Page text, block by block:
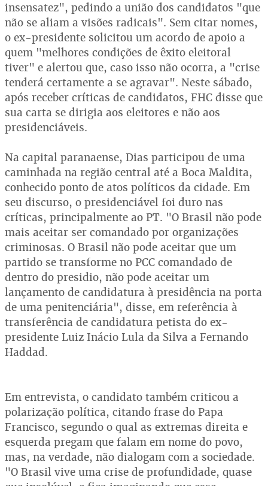
insensatez", pedindo a união dos candidatos "que
não se aliam a visões radicais". Sem citar nomes,
o ex-presidente solicitou um acordo de apoio a
quem "melhores condições de êxito eleitoral
tiver" e alertou que, caso isso não ocorra, a "crise
tenderá certamente a se agravar". Neste sábado,
após receber críticas de candidatos, FHC disse que
sua carta se dirigia aos eleitores e não aos
presidenciáveis.
Na capital paranaense, Dias participou de uma
caminhada na região central até a Boca Maldita,
conhecido ponto de atos políticos da cidade. Em
seu discurso, o presidenciável foi duro nas
críticas, principalmente ao PT. "O Brasil não pode
mais aceitar ser comandado por organizações
criminosas. O Brasil não pode aceitar que um
partido se transforme no PCC comandado de
dentro do presidio, não pode aceitar um
lançamento de candidatura à presidência na porta
de uma penitenciária", disse, em referência à
transferência de candidatura petista do ex-
presidente Luiz Inácio Lula da Silva a Fernando
Haddad.
Em entrevista, o candidato também criticou a
polarização política, citando frase do Papa
Francisco, segundo o qual as extremas direita e
esquerda pregam que falam em nome do povo,
mas, na verdade, não dialogam com a sociedade.
"O Brasil vive uma crise de profundidade, quase